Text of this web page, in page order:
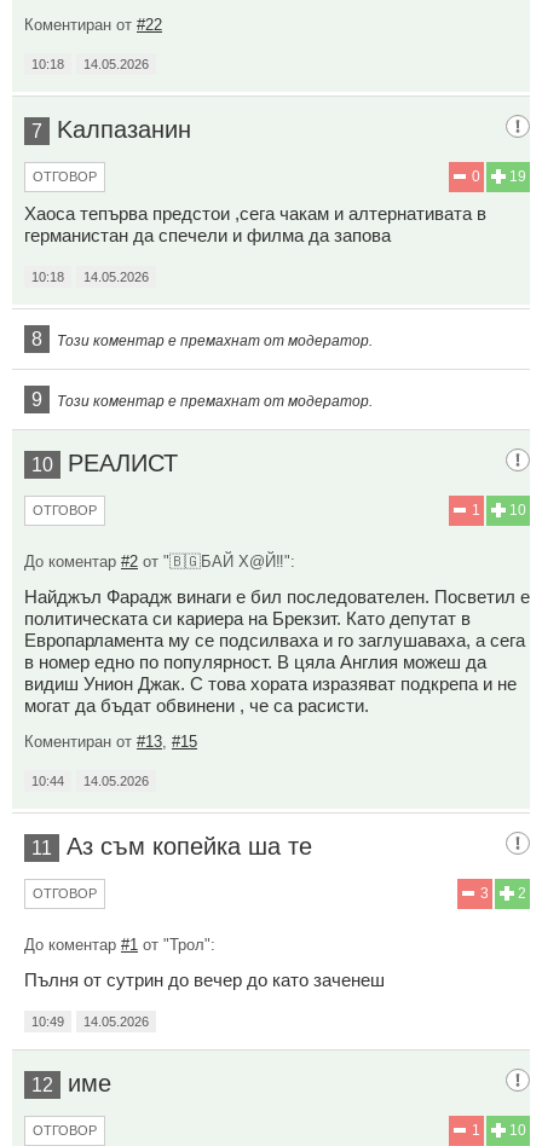
Коментиран от #22
10:18 14.05.2026
7 Kaлпазанин
19
0
ОТГОВОР
Хаоса тепърва предстои ,сега чакам и алтернативата в
германистан да спечели и филма да запова
10:18 14.05.2026
8 Този коментар е премахнат от модератор.
9 Този коментар е премахнат от модератор.
10 РЕАЛИСТ
10
1
ОТГОВОР
До коментар #2 от "🇧🇬БАЙ Х@Й‼️":
Найджъл Фарадж винаги е бил последователен. Посветил е
политическата си кариера на Брекзит. Като депутат в
Европарламента му се подсилваха и го заглушаваха, а сега
в номер едно по популярност. В цяла Англия можеш да
видиш Унион Джак. С това хората изразяват подкрепа и не
могат да бъдат обвинени , че са расисти.
Коментиран от #13 #15
10:44 14.05.2026
11 Аз съм копейка ша те
2
3
ОТГОВОР
До коментар #1 от "Трол":
Пълня от сутрин до вечер до като заченеш
10:49 14.05.2026
12 име
10
1
ОТГОВОР